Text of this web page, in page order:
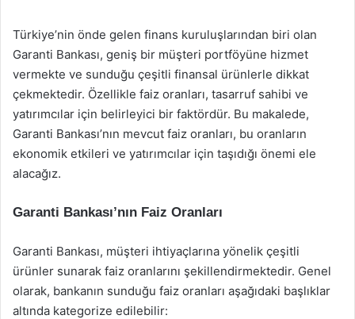
Türkiye’nin önde gelen finans kuruluşlarından biri olan
Garanti Bankası, geniş bir müşteri portföyüne hizmet
vermekte ve sunduğu çeşitli finansal ürünlerle dikkat
çekmektedir. Özellikle faiz oranları, tasarruf sahibi ve
yatırımcılar için belirleyici bir faktördür. Bu makalede,
Garanti Bankası’nın mevcut faiz oranları, bu oranların
ekonomik etkileri ve yatırımcılar için taşıdığı önemi ele
alacağız.
Garanti Bankası’nın Faiz Oranları
Garanti Bankası, müşteri ihtiyaçlarına yönelik çeşitli
ürünler sunarak faiz oranlarını şekillendirmektedir. Genel
olarak, bankanın sunduğu faiz oranları aşağıdaki başlıklar
altında kategorize edilebilir: